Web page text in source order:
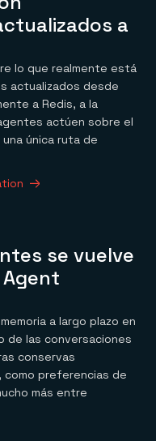
a
lo que realmente está
actualizados desde
a Redis, a la
actúen sobre el
única ruta de
se vuelve
a largo plazo en
de las conversaciones
conservas
como preferencias de
más entre